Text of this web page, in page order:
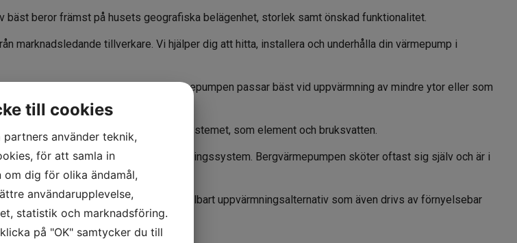
beror främst på husets geografiska belägenhet, storlek samt önskad funktionalitet.
marknadsledande tillverkare. Vi hjälper dig att hitta, installera och underhålla din värmepump i
varm luft inomhus. Luft/luftvärmepumpen passar bäst vid uppvärmning av mindre ytor eller som
luftsystemet samt det vattenburna systemet, som element och bruksvatten.
och kostnadseffektivt uppvärmningssystem. Bergvärmepumpen sköter oftast sig själv och är i
är ett snabbverkande och hållbart uppvärmningsalternativ som även drivs av förnyelsebar
till cookies
partners använder teknik,
för att samla in
om dig för olika ändamål,
användarupplevelse,
statistik och marknadsföring.
på "OK" samtycker du till